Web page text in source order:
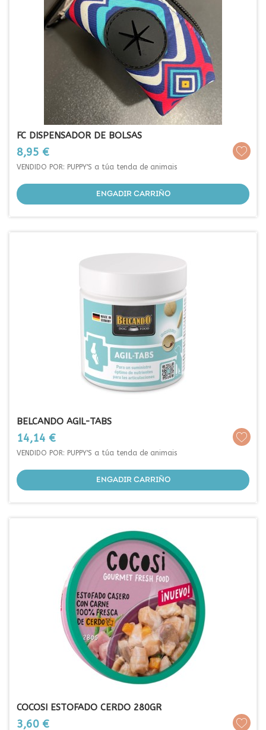
FC DISPENSADOR DE BOLSAS
Prezo
8,95 €
VENDIDO POR: PUPPY'S a túa tenda de animais
ENGADIR CARRIÑO
BELCANDO AGIL-TABS
Prezo
14,14 €
VENDIDO POR: PUPPY'S a túa tenda de animais
ENGADIR CARRIÑO
COCOSI ESTOFADO CERDO 280GR
Prezo
3,60 €